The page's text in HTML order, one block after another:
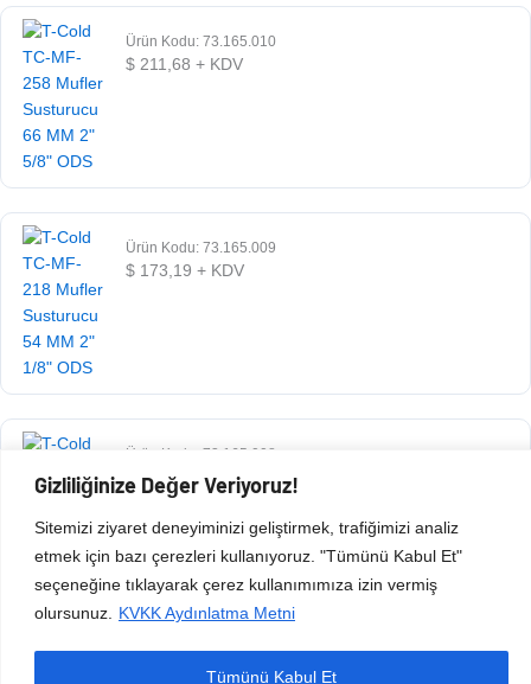
Gizliliğinize Değer Veriyoruz!
Sitemizi ziyaret deneyiminizi geliştirmek, trafiğimizi analiz
etmek için bazı çerezleri kullanıyoruz. "Tümünü Kabul Et"
seçeneğine tıklayarak çerez kullanımımıza izin vermiş
olursunuz.
KVKK Aydınlatma Metni
Tümünü Kabul Et
Ürün Kodu: 73.165.010
$ 211,68 + KDV
Ürün Kodu: 73.165.009
$ 173,19 + KDV
Ürün Kodu: 73.165.008
$ 73,13+ KDV